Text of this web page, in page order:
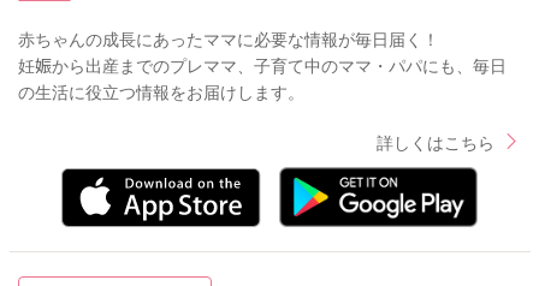
赤ちゃんの成長にあったママに必要な情報が毎日届く！
妊娠から出産までのプレママ、子育て中のママ・パパにも、毎日
の生活に役立つ情報をお届けします。
詳しくはこちら